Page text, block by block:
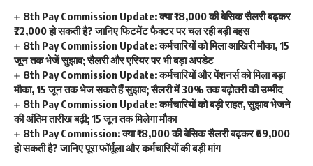
8th Pay Commission Update: क्या ₹18,000 की बेसिक सैलरी बढ़कर
₹72,000 हो सकती है? जानिए फिटमेंट फैक्टर पर चल रही बड़ी बहस
8th Pay Commission Update: कर्मचारियों को मिला आखिरी मौका, 15
जून तक भेजें सुझाव; सैलरी और एरियर पर भी बड़ा अपडेट
8th Pay Commission Update: कर्मचारियों और पेंशनर्स को मिला बड़ा
मौका, 15 जून तक भेज सकते हैं सुझाव; सैलरी में 30% तक बढ़ोतरी की उम्मीद
8th Pay Commission Update: कर्मचारियों को बड़ी राहत, सुझाव भेजने
की अंतिम तारीख बढ़ी; 15 जून तक मिलेगा मौका
8th Pay Commission: क्या ₹18,000 की बेसिक सैलरी बढ़कर ₹69,000
हो सकती है? जानिए पूरा फॉर्मूला और कर्मचारियों की बड़ी मांग